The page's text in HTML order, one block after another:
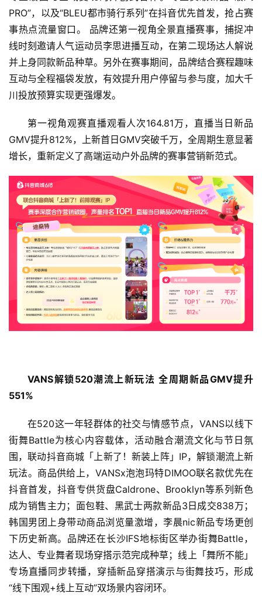
资
讯
商
业
费
生
活
科
育
专
车
能
源
登录 注册
PRO”，以及“BLEU都市骑行系列”在抖音优先首发，抢占赛
事热点流量窗口。 品牌还第一视角全景直播赛事，捕捉冲
线时刻邀请人气运动员李思进播互动，在第二现场达人解说
并上身同款新品种草。另外在赛事期间，品牌结合赛程趣味
互动与全程福袋发放，有效提升用户停留与参与度，加大千
川投放预算实现更强爆发。
第一视角观赛直播观看人次164.81万，直播当日新品
GMV提升812%，上新首日GMV突破千万，全周期生意显著
增长，重新定义了高端运动户外品牌的赛事营销新范式。
VANS解锁520潮流上新玩法 全周期新品GMV提升
551%
在520这一年轻群体的社交与情感节点，VANS以线下
街舞Battle为核心内容载体，活动融合潮流文化与节日氛
围，联动抖音商城「上新了！新装上阵」IP，解锁潮流上新
玩法。商品供给上，VANSx泡泡玛特DIMOO联名款优先在
抖音首发，抖音专供货盘Caldrone、Brooklyn等系列新色
成为销售主力；面包鞋、黑武士两款新品3日成交838万；
韩国男团上身带动商品浏览量激增，李晨nic新品专场更创
下历史新高。品牌还在长沙IFS地标街区举办街舞Battle，
达人、专业舞者现场穿搭示范完成种草；线上「舞所不能」
专场直播同步转播，穿插新品穿搭演示与街舞技巧，形成
“线下围观+线上互动”双场景内容闭环。